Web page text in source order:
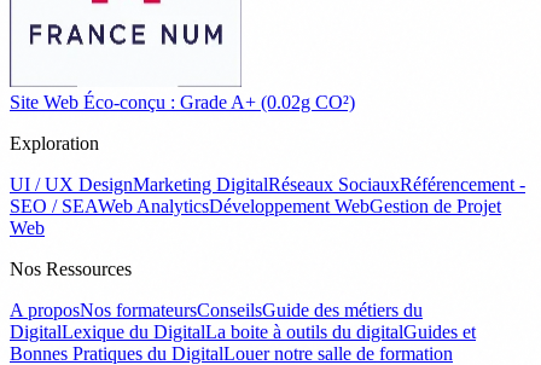
Site Web Éco-conçu : Grade A+ (0.02g CO²)
Exploration
UI / UX DesignMarketing DigitalRéseaux SociauxRéférencement -
SEO / SEAWeb AnalyticsDéveloppement WebGestion de Projet
Web
Nos Ressources
A proposNos formateursConseilsGuide des métiers du
DigitalLexique du DigitalLa boite à outils du digitalGuides et
Bonnes Pratiques du DigitalLouer notre salle de formation